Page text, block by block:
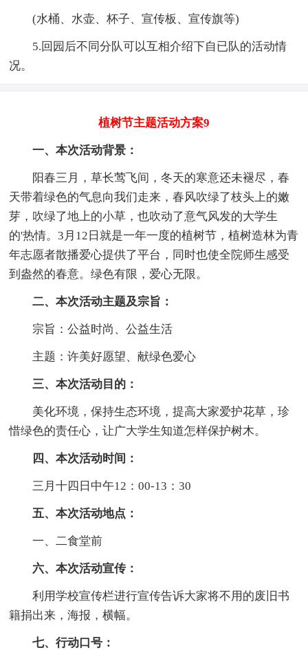
(水桶、水壶、杯子、宣传板、宣传旗等)
5.回园后不同分队可以互相介绍下自已队的活动情
况。
植树节主题活动方案9
一、本次活动背景：
阳春三月，草长莺飞间，冬天的寒意还未褪尽，春
天带着绿色的气息向我们走来，春风吹绿了枝头上的嫩
芽，吹绿了地上的小草，也吹动了意气风发的大学生
的'热情。3月12日就是一年一度的植树节，植树造林为青
年志愿者散播爱心提供了平台，同时也使全院师生感受
到盎然的春意。绿色有限，爱心无限。
二、本次活动主题及宗旨：
宗旨：公益时尚、公益生活
主题：许美好愿望、献绿色爱心
三、本次活动目的：
美化环境，保持生态环境，提高大家爱护花草，珍
惜绿色的责任心，让广大学生知道怎样保护树木。
四、本次活动时间：
三月十四日中午12：00-13：30
五、本次活动地点：
一、二食堂前
六、本次活动宣传：
利用学校宣传栏进行宣传告诉大家将不用的废旧书
籍捐出来，海报，横幅。
七、行动口号：